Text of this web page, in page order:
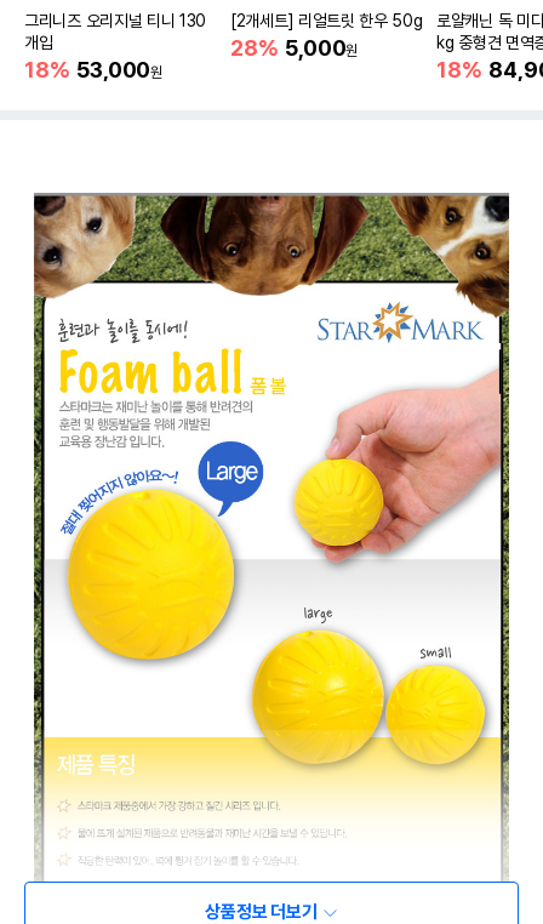
그리니즈 오리지널 티니 130
개입
18% 53,000원
[2개세트] 리얼트릿 한우 50g
28% 5,000원
로얄캐닌 독 미
kg 중형견 면역
18%
상품정보 더보기